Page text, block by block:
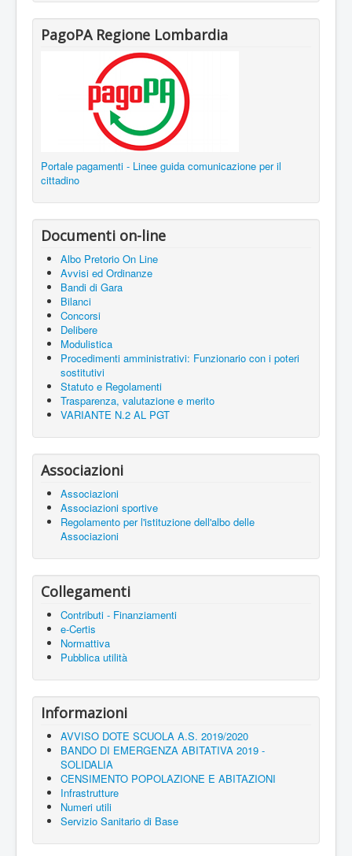
PagoPA Regione Lombardia
Portale pagamenti - Linee guida comunicazione per il
cittadino
Documenti on-line
Albo Pretorio On Line
Avvisi ed Ordinanze
Bandi di Gara
Bilanci
Concorsi
Delibere
Modulistica
Procedimenti amministrativi: Funzionario con i poteri
sostitutivi
Statuto e Regolamenti
Trasparenza, valutazione e merito
VARIANTE N.2 AL PGT
Associazioni
Associazioni
Associazioni sportive
Regolamento per l'istituzione dell'albo delle
Associazioni
Collegamenti
Contributi - Finanziamenti
e-Certis
Normattiva
Pubblica utilità
Informazioni
AVVISO DOTE SCUOLA A.S. 2019/2020
BANDO DI EMERGENZA ABITATIVA 2019 -
SOLIDALIA
CENSIMENTO POPOLAZIONE E ABITAZIONI
Infrastrutture
Numeri utili
Servizio Sanitario di Base